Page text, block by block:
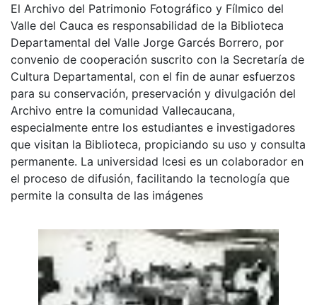
El Archivo del Patrimonio Fotográfico y Fílmico del
Valle del Cauca es responsabilidad de la Biblioteca
Departamental del Valle Jorge Garcés Borrero, por
convenio de cooperación suscrito con la Secretaría de
Cultura Departamental, con el fin de aunar esfuerzos
para su conservación, preservación y divulgación del
Archivo entre la comunidad Vallecaucana,
especialmente entre los estudiantes e investigadores
que visitan la Biblioteca, propiciando su uso y consulta
permanente. La universidad Icesi es un colaborador en
el proceso de difusión, facilitando la tecnología que
permite la consulta de las imágenes